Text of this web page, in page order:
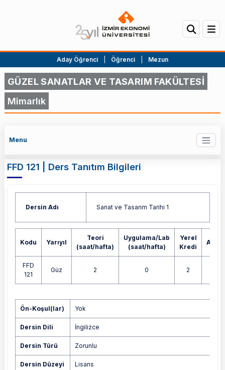
Aday Öğrenci Öğrenci Mezun
GÜZEL SANATLAR VE TASARIM FAKÜLTESİ
Mimarlık
Menu
FFD 121 | Ders Tanıtım Bilgileri
Dersin Adı Sanat ve Tasarım Tarihi 1
Kodu Yarıyıl
Teori
(saat/hafta)
Uygulama/Lab
(saat/hafta)
Yerel
Kredi
AKTS
FFD
121
Güz 2 0 2
Yok
Ön-Koşul(lar) Yok
Dersin Dili İngilizce
Dersin Türü Zorunlu
Dersin Düzeyi Lisans